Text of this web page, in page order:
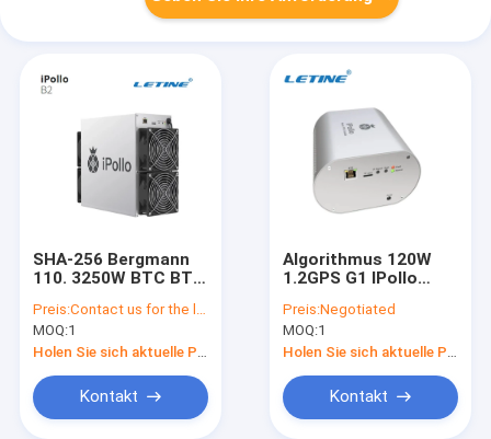
SHA-256 Bergmann
110. 3250W BTC BTH
IPollo
Preis:Contact us for the latest price
MOQ:1
Kontakt
Algorithmus 120W
1.2GPS G1 IPollo
Cuckatoo32
Preis:Negotiated
MOQ:1
Kontakt